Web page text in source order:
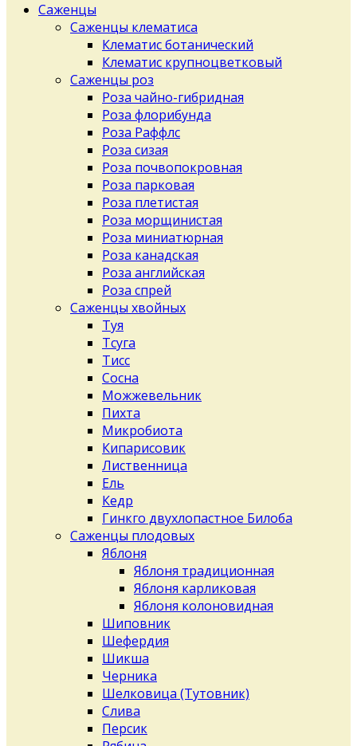
Саженцы
Саженцы клематиса
Клематис ботанический
Клематис крупноцветковый
Саженцы роз
Роза чайно-гибридная
Роза флорибунда
Роза Раффлс
Роза сизая
Роза почвопокровная
Роза парковая
Роза плетистая
Роза морщинистая
Роза миниатюрная
Роза канадская
Роза английская
Роза спрей
Саженцы хвойных
Туя
Тсуга
Тисс
Сосна
Можжевельник
Пихта
Микробиота
Кипарисовик
Лиственница
Ель
Кедр
Гинкго двухлопастное Билоба
Саженцы плодовых
Яблоня
Яблоня традиционная
Яблоня карликовая
Яблоня колоновидная
Шиповник
Шефердия
Шикша
Черника
Шелковица (Тутовник)
Слива
Персик